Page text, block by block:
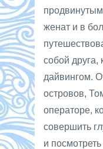
женат и в
собой друга,
дайвингом.
островов,
операторе,
совершить
и